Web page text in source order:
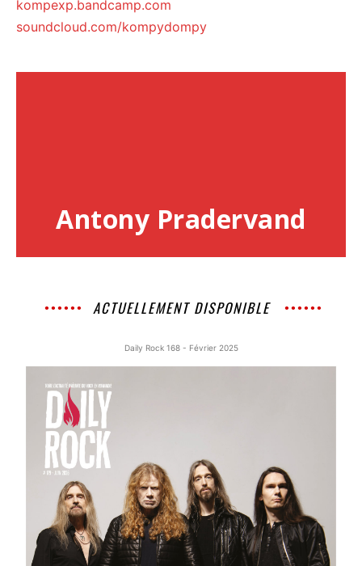
kompexp.bandcamp.com
soundcloud.com/kompydompy
Antony Pradervand
ACTUELLEMENT DISPONIBLE
Daily Rock 168 - Février 2025